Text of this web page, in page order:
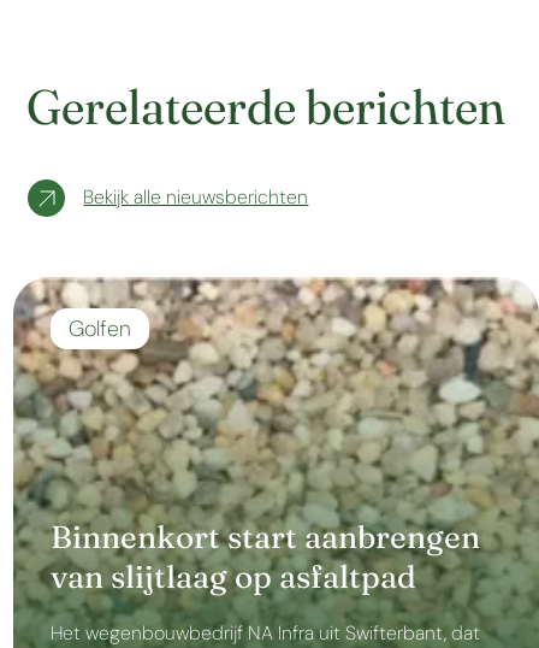
Gerelateerde berichten
Bekijk alle nieuwsberichten
Binnenkort start aanbrengen
van slijtlaag op asfaltpad
Golfen
Het wegenbouwbedrijf NA Infra uit Swifterbant, dat